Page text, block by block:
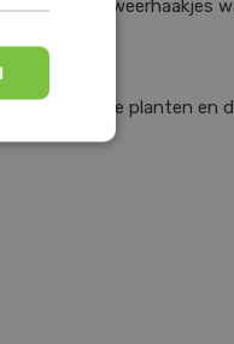
met weerhaakjes
voor andere planten en